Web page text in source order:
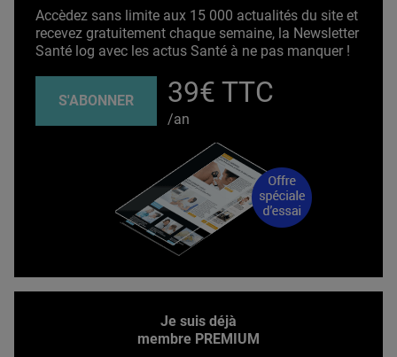
Accèdez sans limite aux 15 000 actualités du site et
recevez gratuitement chaque semaine, la Newsletter
Santé log avec les actus Santé à ne pas manquer !
S'ABONNER 39€ TTC
/an
Je suis déjà
membre PREMIUM